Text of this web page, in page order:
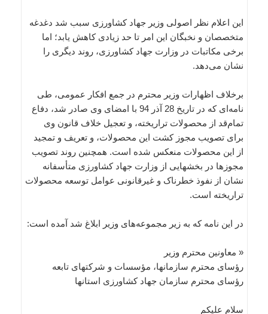
این اعلام نظر اصولی وزیر جهاد کشاورزی سبب شد دغدغه
متخصصان و نخبگان این امر تا حد زیادی کاهش یابد؛ اما
برخی مکاتبات در وزارت جهاد کشاورزی، روند دیگری را
نشان می‌دهد.
برخلاف اظهارات وزیر محترم در جمع افکار عمومی، طی
نامه‌ای که در تاریخ 28 آذر 94 با امضای وی صادر شد، دفاع
تمام‌قد از محصولات تراریخته، و تعجیل خلاف قانون وی
برای تصویب مجوز کشت این محصولات، و تعریف و تمجید
از این محصولات منعکس شده است. همچنین روند تصویب
مجوزها در بخشهایی از وزارت جهاد کشاورزی متأسفانه
نشان از نفوذ خطرناک و غیرقانونی عوامل توسعه محصولات
تراریخته است.
در این نامه که به زیر مجموعه‌های وزیر ابلاغ شد آمده است:
« معاونین محترم وزیر
رؤسای محترم سازمانها، مؤسسات و شرکتهای تابعه
رؤسای محترم سازمان جهاد کشاورزی استانها
سلام علیکم